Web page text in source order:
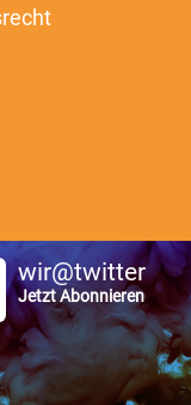
wir@twitter
Jetzt Abonnieren